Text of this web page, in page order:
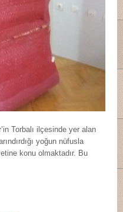
Torbalı ilçesinde yer alan
yoğun nüfusla
konu olmaktadır. Bu